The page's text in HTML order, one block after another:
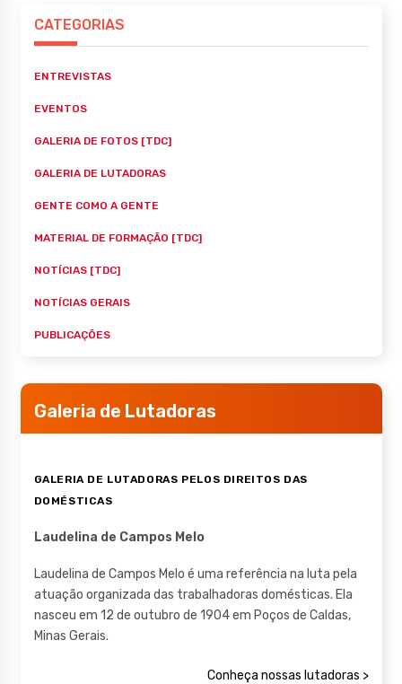
CATEGORIAS
ENTREVISTAS
EVENTOS
GALERIA DE FOTOS [TDC]
GALERIA DE LUTADORAS
GENTE COMO A GENTE
MATERIAL DE FORMAÇÃO [TDC]
NOTÍCIAS [TDC]
NOTÍCIAS GERAIS
PUBLICAÇÕES
Galeria de Lutadoras
GALERIA DE LUTADORAS PELOS DIREITOS DAS
DOMÉSTICAS
Laudelina de Campos Melo
Laudelina de Campos Melo é uma referência na luta pela
atuação organizada das trabalhadoras domésticas. Ela
nasceu em 12 de outubro de 1904 em Poços de Caldas,
Minas Gerais.
Conheça nossas lutadoras >